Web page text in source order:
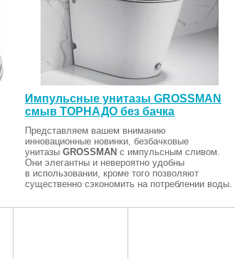
Импульсные унитазы GROSSMAN
смыв ТОРНАДО без бачка
Представляем вашем вниманию
инновационные новинки, безбачковые
унитазы GROSSMAN с импульсным сливом.
Они элегантны и невероятно удобны
в использовании, кроме того позволяют
существенно сэкономить на потреблении воды.